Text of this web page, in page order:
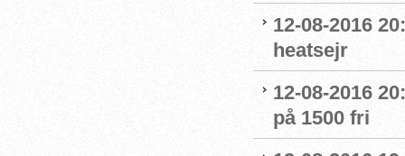
12-08-2016
heatsejr
12-08-2016
på 1500 fri